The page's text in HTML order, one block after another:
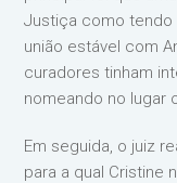
Justiça como tendo
união estável com
curadores tinham
nomeando no lugar
Em seguida, o juiz
para a qual Cristine